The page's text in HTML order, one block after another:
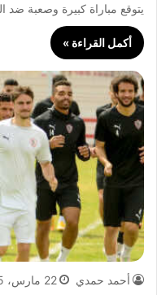
يتوقع مباراة كبيرة وصعبة
أكمل القراءة »
أحمد حمدي 22 مارس، 2025